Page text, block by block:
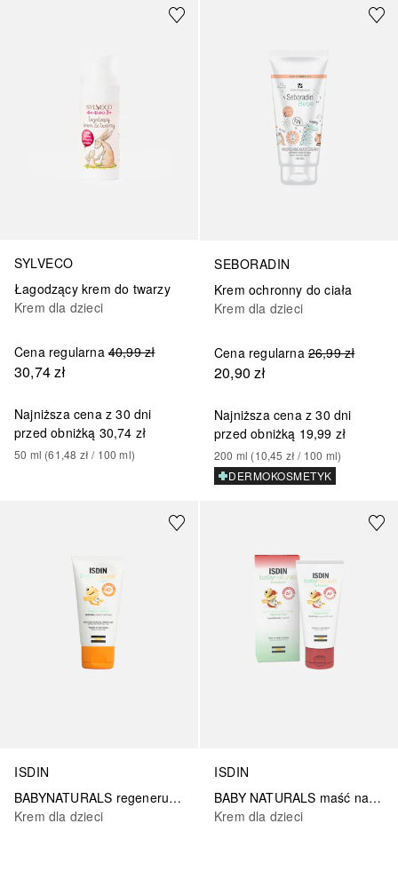
SYLVECO
Łagodzący krem do twarzy
Krem dla dzieci
Cena regularna 40,99 zł
30,74 zł
Najniższa cena z 30 dni
przed obniżką 30,74 zł
50 ml (61,48 zł / 100 ml)
SEBORADIN
Krem ochronny do ciała
Krem dla dzieci
Cena regularna 26,99 zł
20,90 zł
Najniższa cena z 30 dni
przed obniżką 19,99 zł
200 ml (10,45 zł / 100 ml)
DERMOKOSMETYK
ISDIN
BABYNATURALS regenerująca maść do pieluszek
Krem dla dzieci
ISDIN
BABY NATURALS maść naprawcza na odparzenia AF
Krem dla dzieci